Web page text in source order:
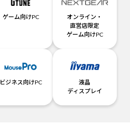
ゲーム向けPC
オンライン・
直営店限定
ゲーム向けPC
ビジネス向けPC
液晶
ディスプレイ